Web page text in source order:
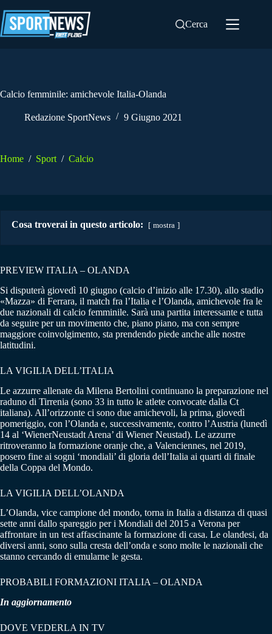
al
contenuto
Cerca
Calcio femminile: amichevole Italia-Olanda
Redazione SportNews 9 Giugno 2021
Home / Sport / Calcio
Cosa troverai in questo articolo: mostra
PREVIEW ITALIA – OLANDA
Si disputerà giovedì 10 giugno (calcio d’inizio alle 17.30), allo stadio
«Mazza» di Ferrara, il match fra l’Italia e l’Olanda, amichevole fra le
due nazionali di calcio femminile. Sarà una partita interessante e tutta
da seguire per un movimento che, piano piano, ma con sempre
maggiore coinvolgimento, sta prendendo piede anche alle nostre
latitudini.
LA VIGILIA DELL’ITALIA
Le azzurre allenate da Milena Bertolini continuano la preparazione nel
raduno di Tirrenia (sono 33 in tutto le atlete convocate dalla Ct
italiana). All’orizzonte ci sono due amichevoli, la prima, giovedì
pomeriggio, con l’Olanda e, successivamente, contro l’Austria (lunedì
14 al ‘WienerNeustadt Arena’ di Wiener Neustad). Le azzurre
ritroveranno la formazione oranje che, a Valenciennes, nel 2019,
posero fine ai sogni ‘mondiali’ di gloria dell’Italia ai quarti di finale
della Coppa del Mondo.
LA VIGILIA DELL’OLANDA
L’Olanda, vice campione del mondo, torna in Italia a distanza di quasi
sette anni dallo spareggio per i Mondiali del 2015 a Verona per
affrontare in un test affascinante la formazione di casa. Le olandesi, da
diversi anni, sono sulla cresta dell’onda e sono molte le nazionali che
stanno cercando di emularne le gesta.
PROBABILI FORMAZIONI ITALIA – OLANDA
In aggiornamento
DOVE VEDERLA IN TV